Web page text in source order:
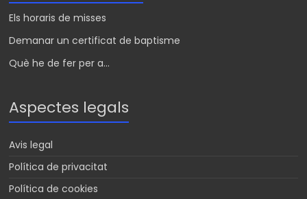
Els horaris de misses
Demanar un certificat de baptisme
Què he de fer per a...
Aspectes legals
Avis legal
Política de privacitat
Política de cookies